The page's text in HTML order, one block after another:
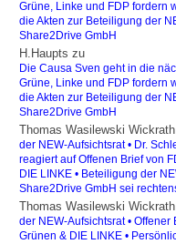
Grüne, Linke und FDP fordern
die Akten zur Beteiligung der
Share2Drive GmbH
H.Haupts zu
Die Causa Sven geht in die
Grüne, Linke und FDP fordern
die Akten zur Beteiligung der
Share2Drive GmbH
Thomas Wasilewski Wickrath
der NEW-Aufsichtsrat • Dr.
reagiert auf Offenen Brief von
DIE LINKE • Beteiligung der
Share2Drive GmbH sei
Thomas Wasilewski Wickrath
der NEW-Aufsichtsrat • Offener
Grünen & DIE LINKE •